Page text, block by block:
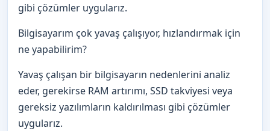
gibi çözümler uygularız.
Bilgisayarım çok yavaş çalışıyor, hızlandırmak için
ne yapabilirim?
Yavaş çalışan bir bilgisayarın nedenlerini analiz
eder, gerekirse RAM artırımı, SSD takviyesi veya
gereksiz yazılımların kaldırılması gibi çözümler
uygularız.